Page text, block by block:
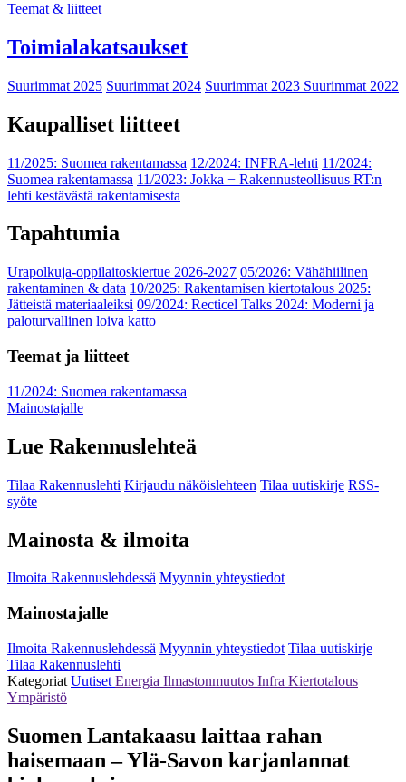
Teemat & liitteet
Toimialakatsaukset
Suurimmat 2025 Suurimmat 2024 Suurimmat 2023 Suurimmat 2022
Kaupalliset liitteet
11/2025: Suomea rakentamassa 12/2024: INFRA-lehti 11/2024:
Suomea rakentamassa 11/2023: Jokka − Rakennusteollisuus RT:n
lehti kestävästä rakentamisesta
Tapahtumia
Urapolkuja-oppilaitoskiertue 2026-2027 05/2026: Vähähiilinen
rakentaminen & data 10/2025: Rakentamisen kiertotalous 2025:
Jätteistä materiaaleiksi 09/2024: Recticel Talks 2024: Moderni ja
paloturvallinen loiva katto
Teemat ja liitteet
11/2024: Suomea rakentamassa
Mainostajalle
Lue Rakennuslehteä
Tilaa Rakennuslehti Kirjaudu näköislehteen Tilaa uutiskirje RSS-
syöte
Mainosta & ilmoita
Ilmoita Rakennuslehdessä Myynnin yhteystiedot
Mainostajalle
Ilmoita Rakennuslehdessä Myynnin yhteystiedot Tilaa uutiskirje
Tilaa Rakennuslehti
Kategoriat Uutiset Energia Ilmastonmuutos Infra Kiertotalous
Ympäristö
Suomen Lantakaasu laittaa rahan
haisemaan – Ylä-Savon karjanlannat